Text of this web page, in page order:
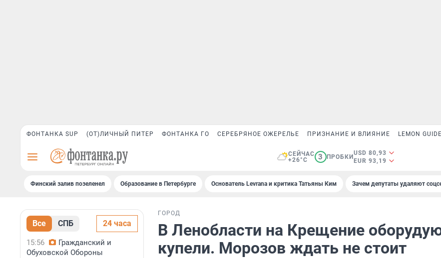
ФОНТАНКА SUP (ОТ)ЛИЧНЫЙ ПИТЕР ФОНТАНКА ГО СЕРЕБРЯНОЕ ОЖЕРЕЛЬЕ ПРИЗНАНИЕ И ВЛИЯНИЕ LEMON GUIDE
СЕЙЧАС
+26°C
3 ПРОБКИ
USD 80,93
EUR 93,19
Финский залив позеленел Образование в Петербурге Основатель Levrana и критика Татьяны Ким Зачем депутаты удаляют
Все СПБ 24 часа
15:56
Гражданский и
Обуховской Обороны
ГОРОД
В Ленобласти на Крещение
купели. Морозов ждать не стоит